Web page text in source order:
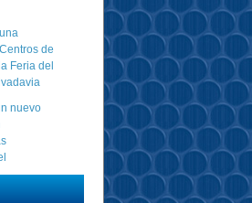
de
Feria del
nuevo